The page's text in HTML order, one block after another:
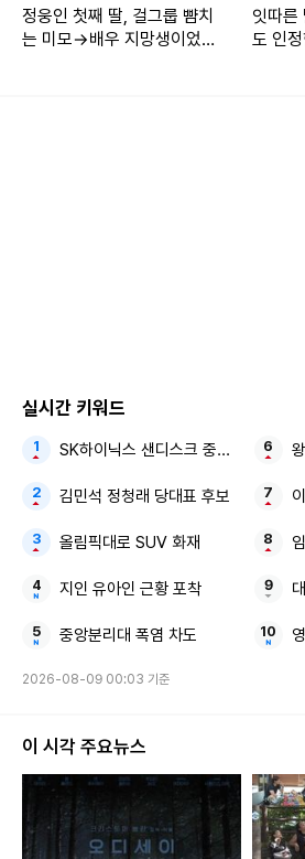
황급히 발코니로 몸을 숨겼다. 다시 옥
연수는 지강희에게 “너 친구 할 수 있어
정웅인 첫째 딸, 걸그룹 뺨치
는 미모→배우 지망생이었
잇따른
도 인정
실시간 키워드
SK하이닉스 샌디스크 중국 충칭 패키
김민석 정청래 당대표 후보
올림픽대로 SUV 화재
지인 유아인 근황 포착
중앙분리대 폭염 차도
2026-08-09 00:03 기준
이 시각 주요뉴스